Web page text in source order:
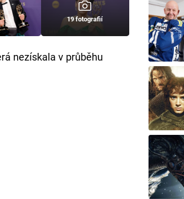
19 fotografií
nezískala v průběhu